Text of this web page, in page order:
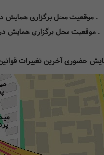
. موقعیت محل برگزاری همایش
. موقعیت محل برگزاری همایش
حضوری آخرین تغییرات قوانین و